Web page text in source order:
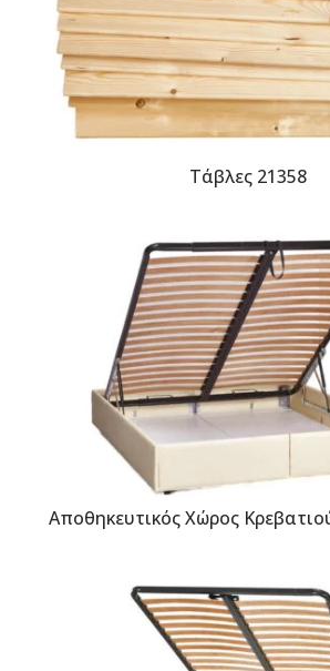
Τάβλες 21358
Αποθηκευτικός Χώρος